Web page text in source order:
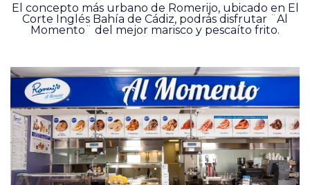
El concepto más urbano de Romerijo, ubicado en El
Corte Inglés Bahía de Cádiz, podrás disfrutar ¨Al
Momento¨ del mejor marisco y pescaíto frito.
.